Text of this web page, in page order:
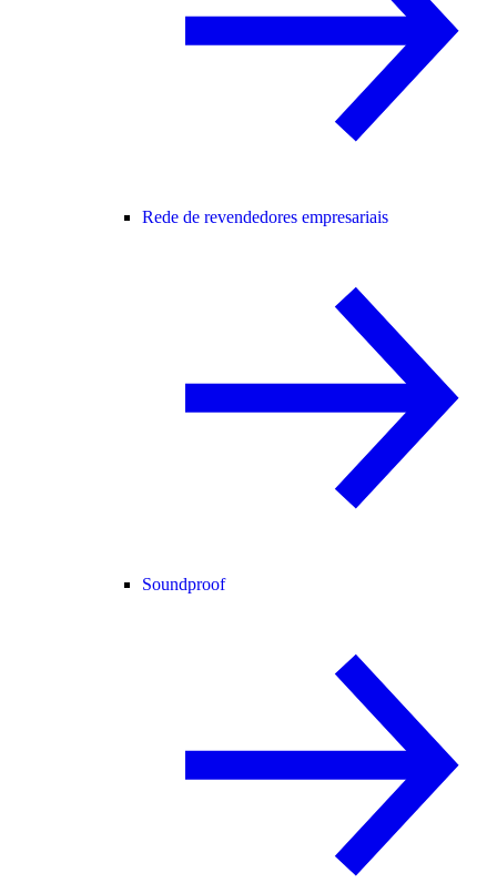
Rede de revendedores empresariais
Soundproof